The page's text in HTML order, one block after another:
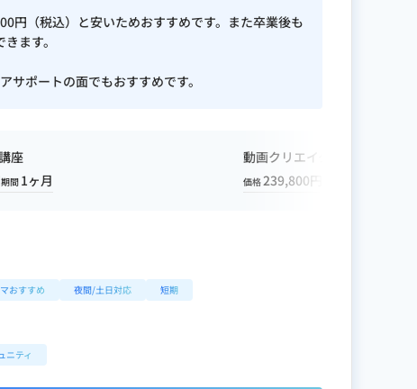
円（税込）と安いためおすすめです。また卒業後も
ます。
ポートの面でもおすすめです。
座
期間 1ヶ月
動画クリエイター講座
価格239,800円
おすすめ 夜間/土日対応 短期
ニティ